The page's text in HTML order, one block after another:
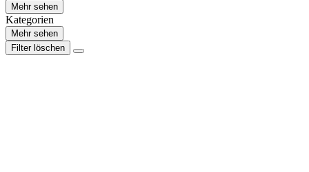
Mehr sehen
Kategorien
Mehr sehen
Filter löschen